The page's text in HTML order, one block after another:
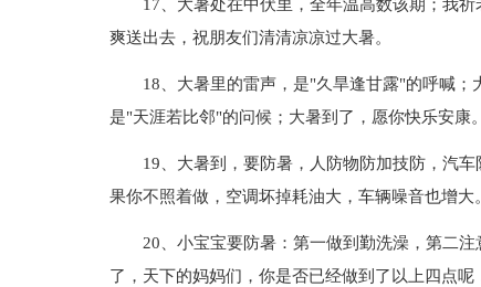
17、大暑处在中伏里，全年温高数该期；我
爽送出去，祝朋友们清清凉凉过大暑。
18、大暑里的雷声，是"久旱逢甘露"的呼喊；
是"天涯若比邻"的问候；大暑到了，愿你快乐安康。
19、大暑到，要防暑，人防物防加技防，汽
果你不照着做，空调坏掉耗油大，车辆噪音也增大
20、小宝宝要防暑：第一做到勤洗澡，第二
了，天下的妈妈们，你是否已经做到了以上四点